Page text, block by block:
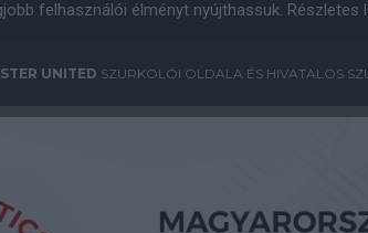
felhasználói élményt nyújthassuk. Részletes
UNITED SZURKOLÓI OLDALA ÉS HIVATALOS